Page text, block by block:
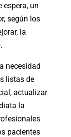
espera, un
según los
la
necesidad
listas de
actualizar
la
pacientes